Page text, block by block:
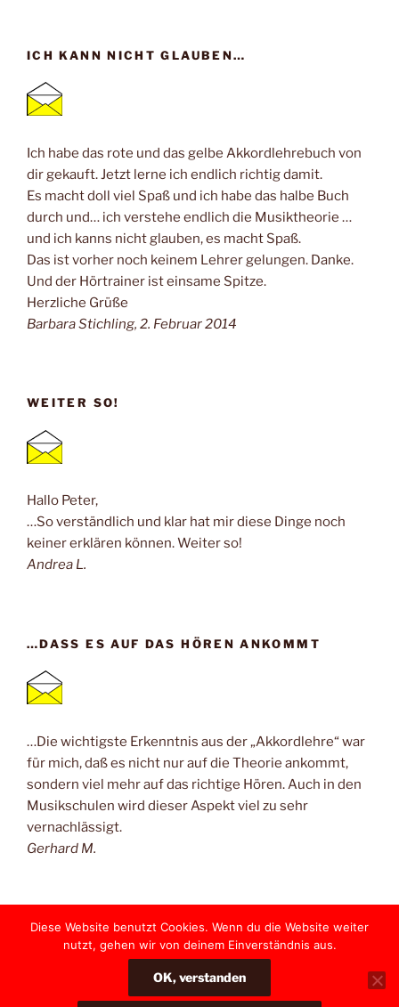
ICH KANN NICHT GLAUBEN…
Ich habe das rote und das gelbe Akkordlehrebuch von
dir gekauft. Jetzt lerne ich endlich richtig damit.
Es macht doll viel Spaß und ich habe das halbe Buch
durch und… ich verstehe endlich die Musiktheorie …
und ich kanns nicht glauben, es macht Spaß.
Das ist vorher noch keinem Lehrer gelungen. Danke.
Und der Hörtrainer ist einsame Spitze.
Herzliche Grüße
Barbara Stichling, 2. Februar 2014
WEITER SO!
Hallo Peter,
…So verständlich und klar hat mir diese Dinge noch
keiner erklären können. Weiter so!
Andrea L.
…DASS ES AUF DAS HÖREN ANKOMMT
…Die wichtigste Erkenntnis aus der „Akkordlehre“ war
für mich, daß es nicht nur auf die Theorie ankommt,
sondern viel mehr auf das richtige Hören. Auch in den
Musikschulen wird dieser Aspekt viel zu sehr
vernachlässigt.
Gerhard M.
FacebookTwitter Instagram
E-
Diese Website benutzt Cookies. Wenn du die Website weiter
nutzt, gehen wir von deinem Einverständnis aus.
OK, verstanden